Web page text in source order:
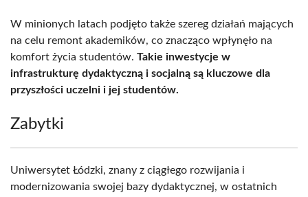
W minionych latach podjęto także szereg działań mających
na celu remont akademików, co znacząco wpłynęło na
komfort życia studentów. Takie inwestycje w
infrastrukturę dydaktyczną i socjalną są kluczowe dla
przyszłości uczelni i jej studentów.
Zabytki
Uniwersytet Łódzki, znany z ciągłego rozwijania i
modernizowania swojej bazy dydaktycznej, w ostatnich